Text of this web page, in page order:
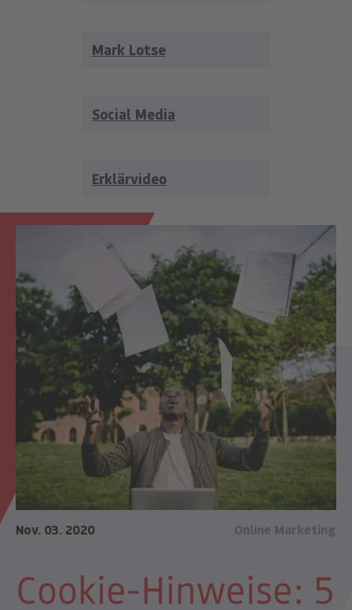
Mark Lotse
Social Media
Erklärvideo
Nov. 03. 2020 Online Marketing
Cookie-Hinweise: 5